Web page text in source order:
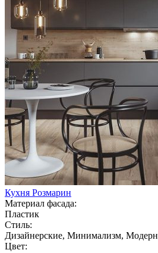
Кухня Розмарин
Материал фасада:
Пластик
Стиль:
Дизайнерские, Минимализм, Модерн
Цвет: